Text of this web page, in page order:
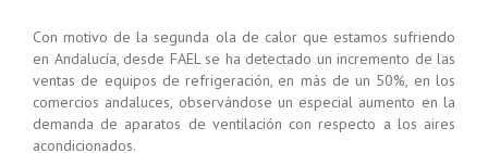
Con motivo de la segunda ola de calor que estamos sufriendo
en Andalucía, desde FAEL se ha detectado un incremento de las
ventas de equipos de refrigeración, en más de un 50%, en los
comercios andaluces, observándose un especial aumento en la
demanda de aparatos de ventilación con respecto a los aires
acondicionados.